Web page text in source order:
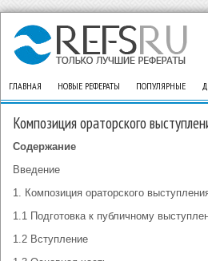
ГЛАВНАЯ НОВЫЕ РЕФЕРАТЫ ПОПУЛЯРНЫЕ
Композиция ораторского
Содержание
Введение
1. Композиция ораторского
1.1 Подготовка к публичному
1.2 Вступление